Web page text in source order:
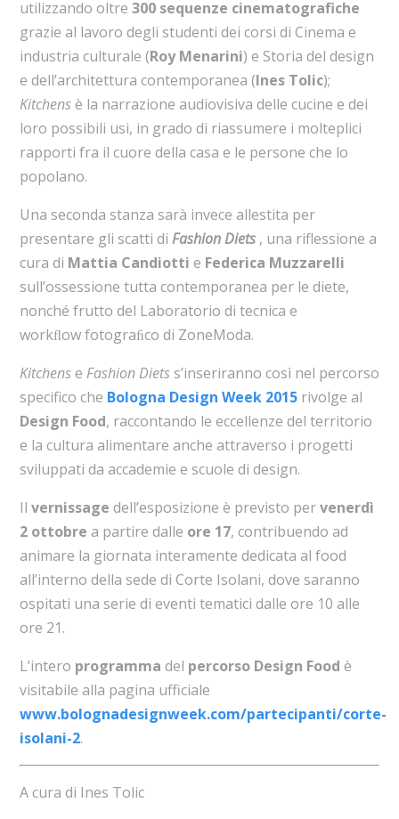
utilizzando oltre 300 sequenze cinematografiche
grazie al lavoro degli studenti dei corsi di Cinema e
industria culturale (Roy Menarini) e Storia del design
e dell’architettura contemporanea (Ines Tolic);
Kitchensè la narrazione audiovisiva delle cucine e dei
loro possibili usi, in grado di riassumere i molteplici
rapporti fra il cuore della casa e le persone che lo
popolano.
Una seconda stanza sarà invece allestita per
presentare gli scatti di Fashion Diets, una riflessione a
cura di Mattia Candiotti e Federica Muzzarelli
sull’ossessione tutta contemporanea per le diete,
nonché frutto del Laboratorio di tecnica e
workﬂow fotograﬁco di ZoneModa.
Kitchense Fashion Dietss’inseriranno così nel percorso
specifico che Bologna Design Week 2015rivolge al
Design Food, raccontando le eccellenze del territorio
e la cultura alimentare anche attraverso i progetti
sviluppati da accademie e scuole di design.
Il vernissage dell’esposizione è previsto pervenerdì
2 ottobre a partire dalle ore 17, contribuendo ad
animare la giornata interamente dedicata al food
all’interno della sede di Corte Isolani, dove saranno
ospitati una serie di eventi tematici dalle ore 10 alle
ore 21.
L’intero programma del percorso Design Food è
visitabile alla pagina ufficiale
www.bolognadesignweek.com/partecipanti/corte-
isolani-2.
A cura di Ines Tolic